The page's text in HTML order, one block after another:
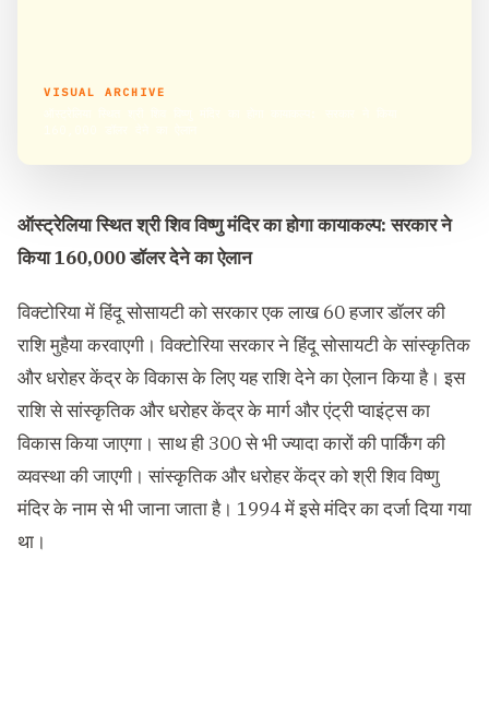
VISUAL ARCHIVE
ऑस्ट्रेलिया स्थित श्री शिव विष्णु मंदिर का होगा कायाकल्प:सरकार ने
किया 160,000 डॉलर देने का ऐलान
विक्टोरिया में हिंदू सोसायटी को सरकार एक लाख 60 हजार डॉलर की
राशि मुहैया करवाएगी। विक्टोरिया सरकार ने हिंदू सोसायटी के सांस्कृतिक
और धरोहर केंद्र के विकास के लिए यह राशि देने का ऐलान किया है। इस
राशि से सांस्कृतिक और धरोहर केंद्र के मार्ग और एंट्री प्वाइंट्स का
विकास किया जाएगा। साथ ही 300 से भी ज्यादा कारों की पार्किंग की
व्यवस्था की जाएगी। सांस्कृतिक और धरोहर केंद्र को श्री शिव विष्णु
मंदिर के नाम से भी जाना जाता है। 1994 में इसे मंदिर का दर्जा दिया गया
था।